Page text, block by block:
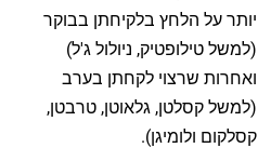
יותר על הלחץ בלקיחתן בבוקר
(למשל טילופטיק, ניולול ג'ל)
ואחרות שרצוי לקחתן בערב
(למשל קסלטן, גלאוטן, טרבטן,
קסלקום ולומיגן).